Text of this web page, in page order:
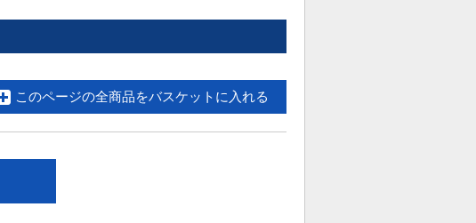
このページの全商品をバスケットに入れる